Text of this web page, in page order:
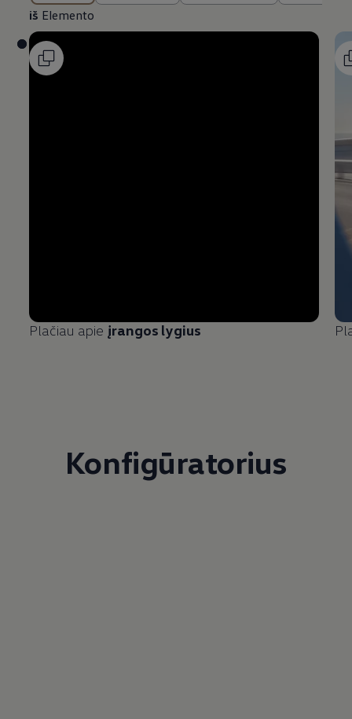
iš Elemento
Plačiau apie įrangos lygius
Konfigūratorius